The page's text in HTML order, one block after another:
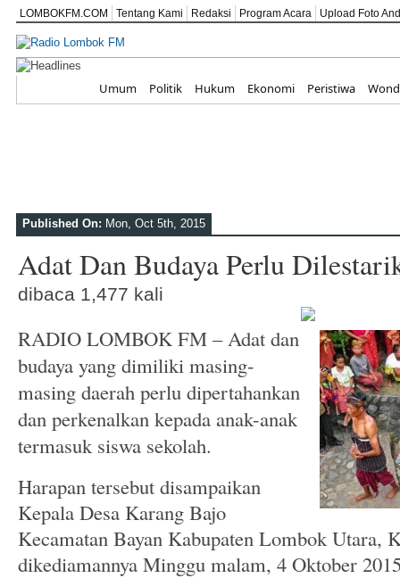
LOMBOKFM.COM Tentang Kami Redaksi Program Acara Upload Foto
Umum Politik Hukum Ekonomi Peristiwa
Published On: Mon, Oct 5th, 2015
Adat Dan Budaya Perlu
dibaca 1,477 kali
RADIO LOMBOK FM – Adat dan
budaya yang dimiliki masing-
masing daerah perlu dipertahankan
dan perkenalkan kepada anak-anak
termasuk siswa sekolah.
Harapan tersebut disampaikan
Kepala Desa Karang Bajo
Kecamatan Bayan Kabupaten Lombok Utara,
dikediamannya Minggu malam, 4 Oktober